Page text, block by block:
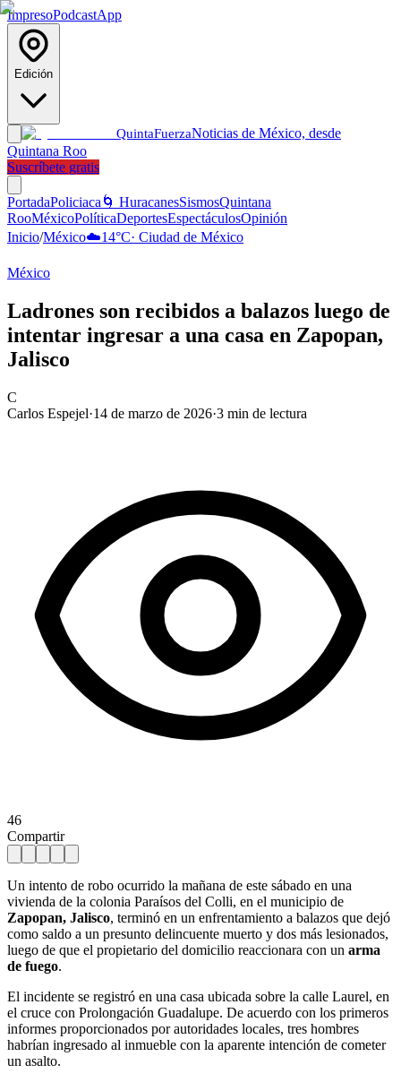
ImpresoPodcastApp
Edición
QuintaFuerzaNoticias de México, desde
Quintana Roo
Suscríbete gratis
PortadaPoliciaca 🌀 HuracanesSismosQuintana
RooMéxicoPolíticaDeportesEspectáculosOpinión
Inicio/México☁️14°C· Ciudad de México
México
Ladrones son recibidos a balazos luego de
intentar ingresar a una casa en Zapopan,
Jalisco
C
Carlos Espejel·14 de marzo de 2026·3 min de lectura
46
Compartir
Un intento de robo ocurrido la mañana de este sábado en una
vivienda de la colonia Paraísos del Colli, en el municipio de
Zapopan, Jalisco, terminó en un enfrentamiento a balazos que dejó
como saldo a un presunto delincuente muerto y dos más lesionados,
luego de que el propietario del domicilio reaccionara con un arma
de fuego.
El incidente se registró en una casa ubicada sobre la calle Laurel, en
el cruce con Prolongación Guadalupe. De acuerdo con los primeros
informes proporcionados por autoridades locales, tres hombres
habrían ingresado al inmueble con la aparente intención de cometer
un asalto.